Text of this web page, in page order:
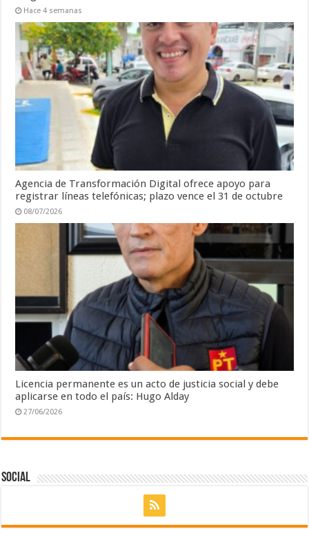
Hace 4 semanas
Agencia de Transformación Digital ofrece apoyo para
registrar líneas telefónicas; plazo vence el 31 de octubre
08/07/2026
Licencia permanente es un acto de justicia social y debe
aplicarse en todo el país: Hugo Alday
27/06/2026
Social